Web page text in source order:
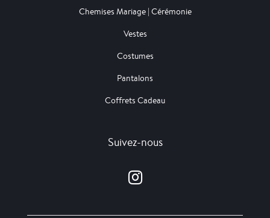
Chemises Mariage | Cérémonie
Vestes
Costumes
Pantalons
Coffrets Cadeau
Suivez-nous